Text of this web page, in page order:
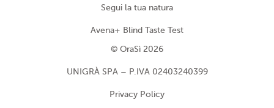
Segui la tua natura
Avena+ Blind Taste Test
© OraSì 2026
UNIGRÀ SPA – P.IVA 02403240399
Privacy Policy